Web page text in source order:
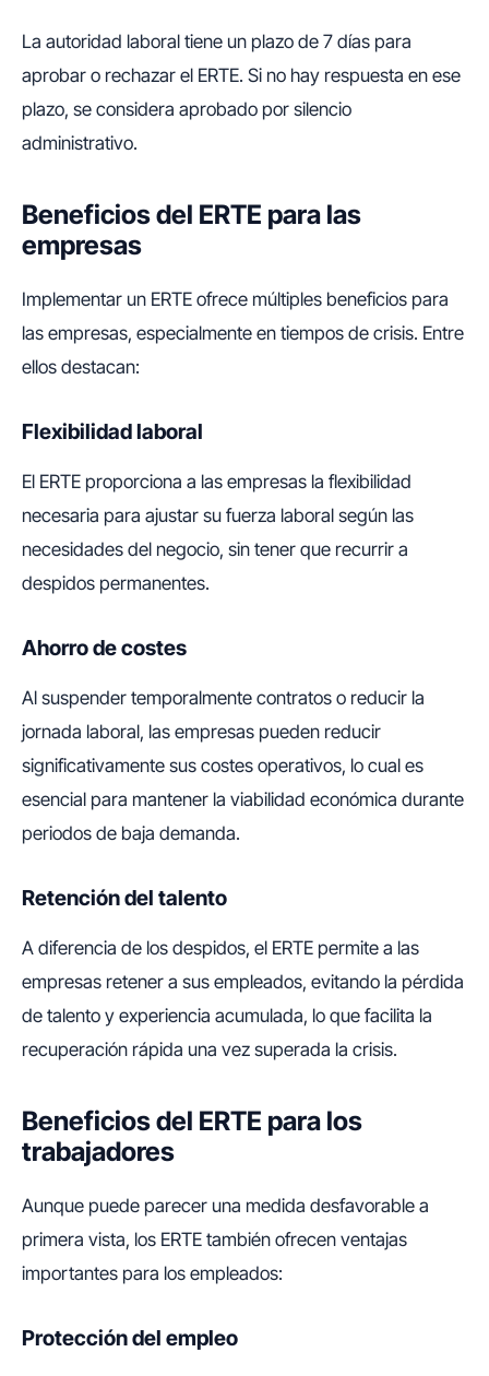
La autoridad laboral tiene un plazo de 7 días para
aprobar o rechazar el ERTE. Si no hay respuesta en ese
plazo, se considera aprobado por silencio
administrativo.
Beneficios del ERTE para las
empresas
Implementar un ERTE ofrece múltiples beneficios para
las empresas, especialmente en tiempos de crisis. Entre
ellos destacan:
Flexibilidad laboral
El ERTE proporciona a las empresas la flexibilidad
necesaria para ajustar su fuerza laboral según las
necesidades del negocio, sin tener que recurrir a
despidos permanentes.
Ahorro de costes
Al suspender temporalmente contratos o reducir la
jornada laboral, las empresas pueden reducir
significativamente sus costes operativos, lo cual es
esencial para mantener la viabilidad económica durante
periodos de baja demanda.
Retención del talento
A diferencia de los despidos, el ERTE permite a las
empresas retener a sus empleados, evitando la pérdida
de talento y experiencia acumulada, lo que facilita la
recuperación rápida una vez superada la crisis.
Beneficios del ERTE para los
trabajadores
Aunque puede parecer una medida desfavorable a
primera vista, los ERTE también ofrecen ventajas
importantes para los empleados:
Protección del empleo